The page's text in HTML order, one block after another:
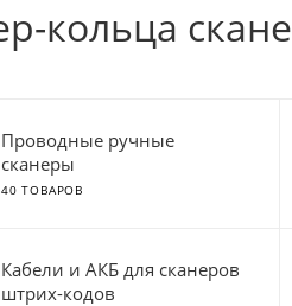
кольца
Проводные ручные
сканеры
40 ТОВАРОВ
Кабели и АКБ для сканеров
штрих-кодов